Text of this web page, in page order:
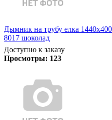
Дымник на трубу елка
8017 шоколад
Доступно к заказу
Просмотры: 123